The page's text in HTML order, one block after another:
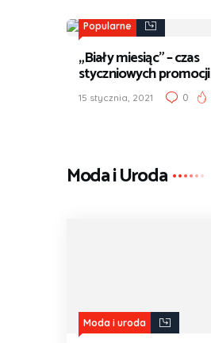
Popularne
„Biały miesiąc” – czas
styczniowych promocji
15 stycznia, 2021 0
Moda i Uroda
Moda i uroda